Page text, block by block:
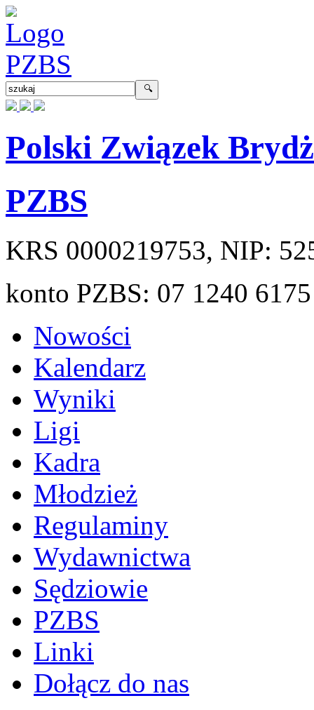
Polski Związek
PZBS
KRS 0000219753, NIP:
konto PZBS: 07 1240
Nowości
Kalendarz
Wyniki
Ligi
Kadra
Młodzież
Regulaminy
Wydawnictwa
Sędziowie
PZBS
Linki
Dołącz do nas